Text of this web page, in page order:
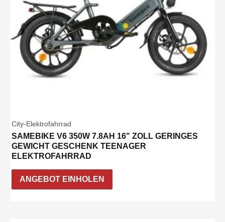
City-Elektrofahrrad
SAMEBIKE V6 350W 7.8AH 16" ZOLL GERINGES
GEWICHT GESCHENK TEENAGER
ELEKTROFAHRRAD
ANGEBOT EINHOLEN